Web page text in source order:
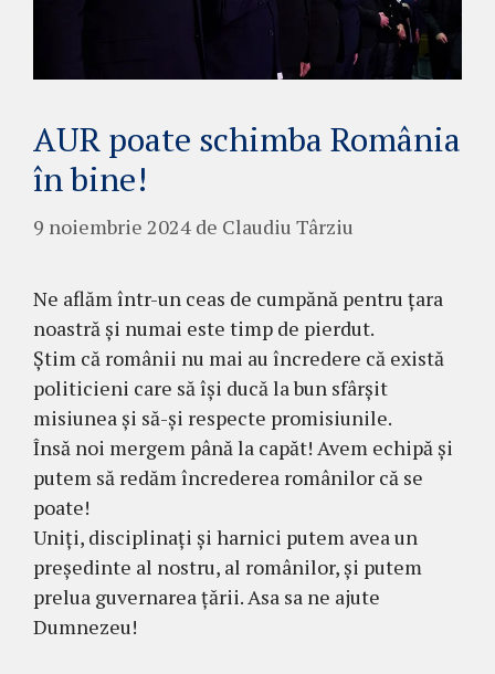
AUR poate schimba România
în bine!
9 noiembrie 2024 de Claudiu Târziu
Ne aflăm într-un ceas de cumpănă pentru țara
noastră și numai este timp de pierdut.
Știm că românii nu mai au încredere că există
politicieni care să își ducă la bun sfârșit
misiunea și să-și respecte promisiunile.
Însă noi mergem până la capăt! Avem echipă și
putem să redăm încrederea românilor că se
poate!
Uniți, disciplinați și harnici putem avea un
președinte al nostru, al românilor, și putem
prelua guvernarea țării. Asa sa ne ajute
Dumnezeu!